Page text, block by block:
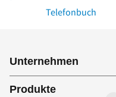
Telefonbuch
Unternehmen
Produkte